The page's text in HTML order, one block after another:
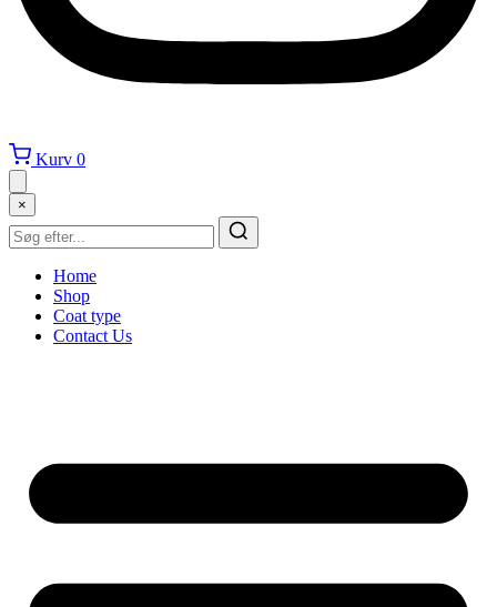
Kurv 0
×
Home
Shop
Coat type
Contact Us